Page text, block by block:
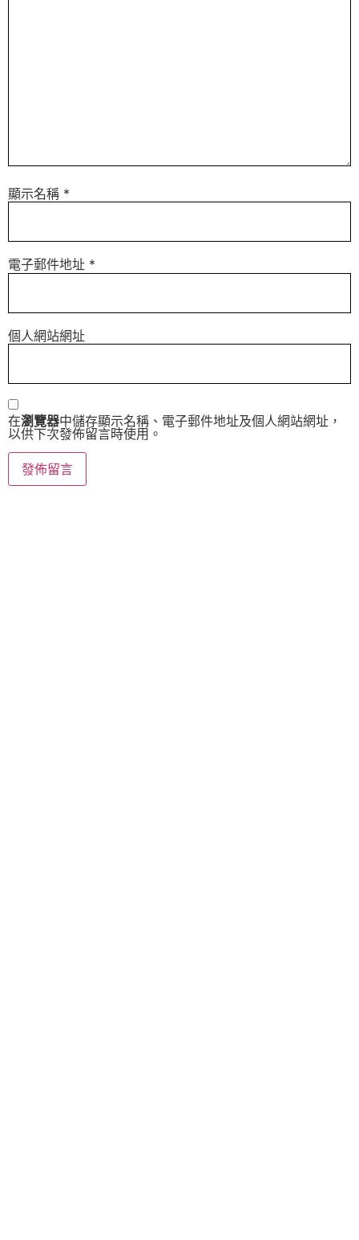
顯示名稱 *
電子郵件地址 *
個人網站網址
在瀏覽器中儲存顯示名稱、電子郵件地址及個人網站網址，
以供下次發佈留言時使用。